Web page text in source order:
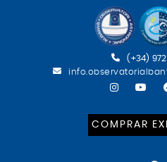
(+34)
COMPRAR